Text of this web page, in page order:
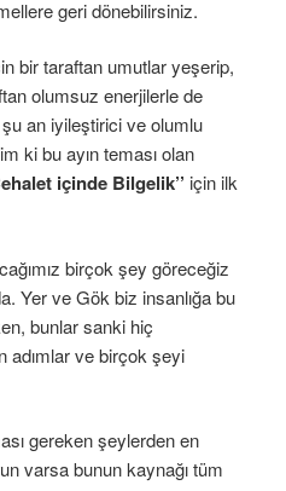
geri dönebilirsiniz.
bir taraftan umutlar yeşerip,
olumsuz enerjilerle de
an iyileştirici ve olumlu
ki bu ayın teması olan
içinde Bilgelik’’ için ilk
birçok şey göreceğiz
Yer ve Gök biz insanlığa bu
bunlar sanki hiç
adımlar ve birçok şeyi
gereken şeylerden en
varsa bunun kaynağı tüm